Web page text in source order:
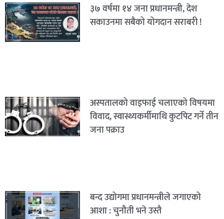
३७ वर्षमा १४ जना प्रधानमन्त्री, देश
सकाउनमा सबैको योगदान सराबरी !
अस्पतालको वाइफाई चलाएको विषयमा
विवाद, स्वास्थ्यकर्मीमाथि कुटपिट गर्ने तीन
जना पक्राउ
बन्द उद्योगमा प्रधानमन्त्रीले जगाएको
आशा : चुनौती भने उस्तै